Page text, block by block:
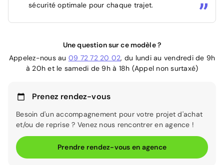
sécurité optimale pour chaque trajet.
Une question sur ce modèle ?
Appelez-nous au 09 72 72 20 02, du lundi au vendredi de 9h
à 20h et le samedi de 9h à 18h (Appel non surtaxé)
Prenez rendez-vous
Besoin d'un accompagnement pour votre projet d'achat
et/ou de reprise ? Venez nous rencontrer en agence !
Prendre rendez-vous en agence